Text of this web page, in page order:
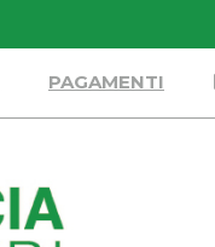
PAGAMENTI